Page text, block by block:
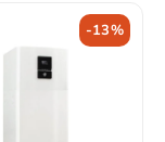
-13%